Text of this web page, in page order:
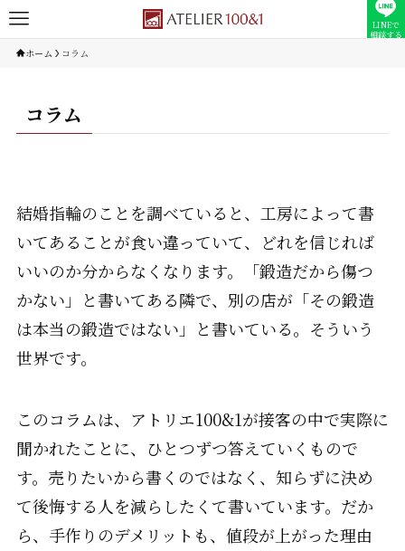
LINEで
相談する
ホーム コラム
コラム
結婚指輪のことを調べていると、工房によって書
いてあることが食い違っていて、どれを信じれば
いいのか分からなくなります。「鍛造だから傷つ
かない」と書いてある隣で、別の店が「その鍛造
は本当の鍛造ではない」と書いている。そういう
世界です。
このコラムは、アトリエ100&1が接客の中で実際に
聞かれたことに、ひとつずつ答えていくもので
す。売りたいから書くのではなく、知らずに決め
て後悔する人を減らしたくて書いています。だか
ら、手作りのデメリットも、値段が上がった理由